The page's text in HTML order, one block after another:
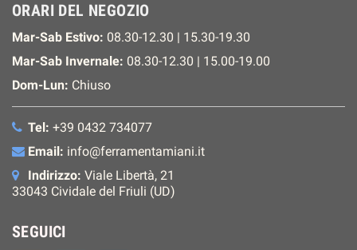
ORARI DEL NEGOZIO
Mar-Sab Estivo: 08.30-12.30 | 15.30-19.30
Mar-Sab Invernale: 08.30-12.30 | 15.00-19.00
Dom-Lun: Chiuso
Tel: +39 0432 734077
Email: info@ferramentamiani.it
Indirizzo: Viale Libertà, 21
33043 Cividale del Friuli (UD)
SEGUICI